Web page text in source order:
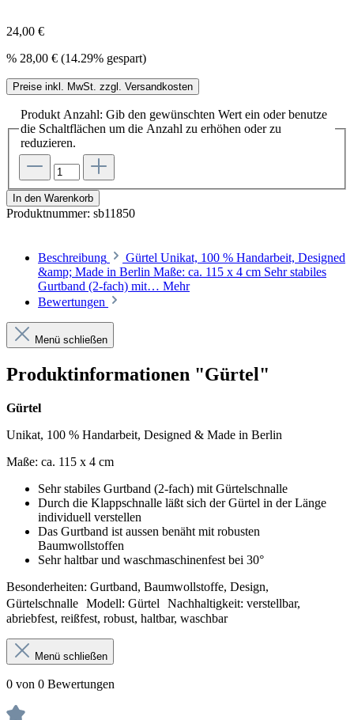
24,00 €
% 28,00 € (14.29% gespart)
Preise inkl. MwSt. zzgl. Versandkosten
Produkt Anzahl: Gib den gewünschten Wert ein oder benutze
die Schaltflächen um die Anzahl zu erhöhen oder zu
reduzieren.
In den Warenkorb
Produktnummer: sb11850
Beschreibung
Gürtel Unikat, 100 % Handarbeit, Designed
&amp; Made in Berlin Maße: ca. 115 x 4 cm Sehr stabiles
Gurtband (2-fach) mit… Mehr
Bewertungen
Menü schließen
Produktinformationen "Gürtel"
Gürtel
Unikat, 100 % Handarbeit, Designed & Made in Berlin
Maße: ca. 115 x 4 cm
Sehr stabiles Gurtband (2-fach) mit Gürtelschnalle
Durch die Klappschnalle läßt sich der Gürtel in der Länge
individuell verstellen
Das Gurtband ist aussen benäht mit robusten
Baumwollstoffen
Sehr haltbar und waschmaschinenfest bei 30°
Besonderheiten: Gurtband, Baumwollstoffe, Design,
Gürtelschnalle Modell: Gürtel Nachhaltigkeit: verstellbar,
abriebfest, reißfest, robust, haltbar, waschbar
Menü schließen
0 von 0 Bewertungen